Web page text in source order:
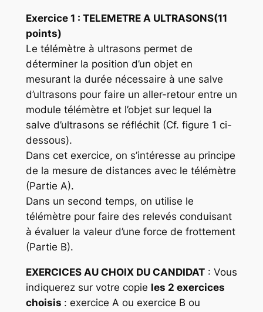
Exercice 1 : TELEMETRE A ULTRASONS(11
points)
Le télémètre à ultrasons permet de
déterminer la position d’un objet en
mesurant la durée nécessaire à une salve
d’ultrasons pour faire un aller-retour entre un
module télémètre et l’objet sur lequel la
salve d’ultrasons se réfléchit (Cf. figure 1 ci-
dessous).
Dans cet exercice, on s’intéresse au principe
de la mesure de distances avec le télémètre
(Partie A).
Dans un second temps, on utilise le
télémètre pour faire des relevés conduisant
à évaluer la valeur d’une force de frottement
(Partie B).
EXERCICES AU CHOIX DU CANDIDAT: Vous
indiquerez sur votre copie les 2 exercices
choisis : exercice A ou exercice B ou